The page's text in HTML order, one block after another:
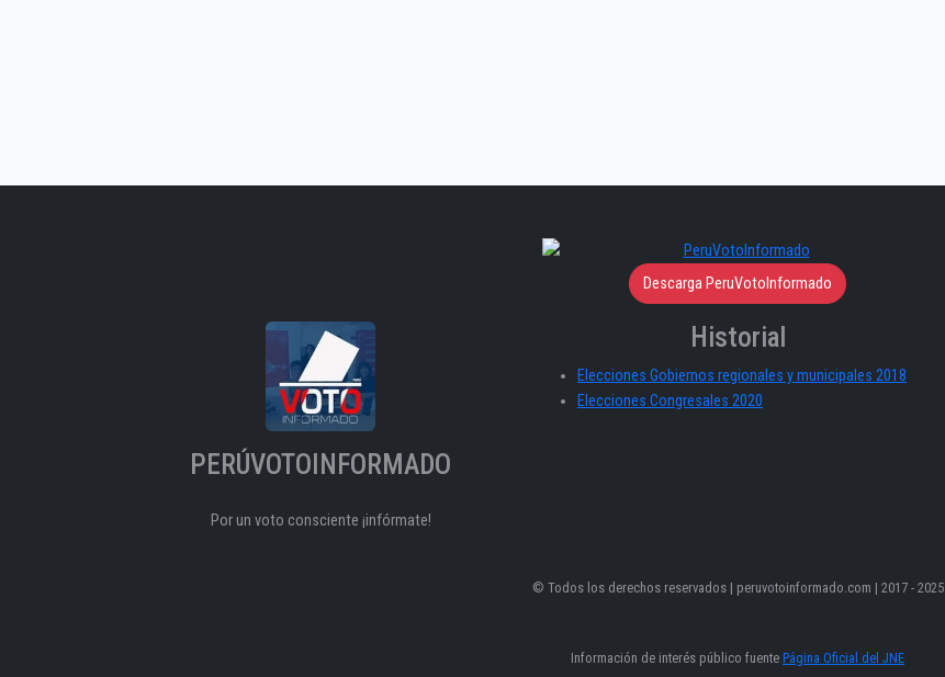
Descarga PeruVotoInformado
PERÚVOTOINFORMADO
Por un voto consciente ¡infórmate!
Historial
Elecciones Gobiernos regionales y municipales 2018
Elecciones Congresales 2020
© Todos los derechos reservados | peruvotoinformado.com | 2017 - 2025
Información de interés público fuente Página Oficial del JNE